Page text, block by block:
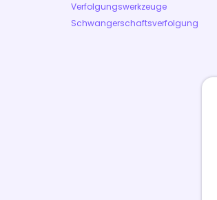
Verfolgungswerkzeuge
Schwangerschaftsverfolgung